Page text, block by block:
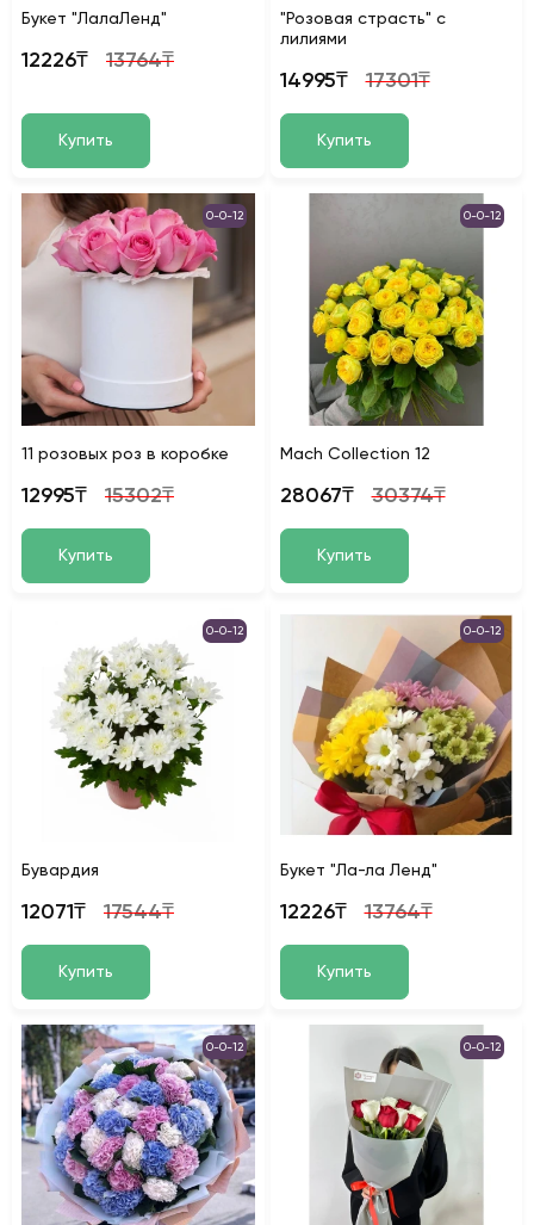
Букет "ЛалаЛенд"
12226₸ 13764₸
Купить
"Розовая страсть" с
лилиями
14995₸ 17301₸
Купить
0-0-12
11 розовых роз в коробке
12995₸ 15302₸
Купить
0-0-12
Mach Collection 12
28067₸ 30374₸
Купить
0-0-12
Бувардия
12071₸ 17544₸
Купить
0-0-12
Букет "Ла-ла Ленд"
12226₸ 13764₸
Купить
0-0-12 0-0-12